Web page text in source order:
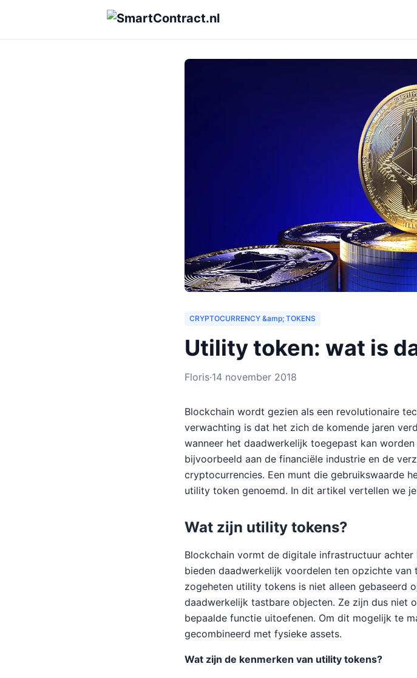
CRYPTOCURRENCY &amp; TOKENS
Utility token: wat is
Floris·14 november 2018
Blockchain wordt gezien als een revolutionaire
verwachting is dat het zich de komende jaren
wanneer het daadwerkelijk toegepast kan
bijvoorbeeld aan de financiële industrie en de
cryptocurrencies. Een munt die gebruikswaarde
utility token genoemd. In dit artikel vertellen we
Wat zijn utility tokens?
Blockchain vormt de digitale infrastructuur
bieden daadwerkelijk voordelen ten opzichte
zogeheten utility tokens is niet alleen gebaseerd
daadwerkelijk tastbare objecten. Ze zijn dus niet
bepaalde functie uitoefenen. Om dit mogelijk te
gecombineerd met fysieke assets.
Wat zijn de kenmerken van utility tokens?